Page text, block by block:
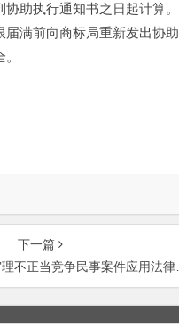
助执行通知书之日起计算。
满前向商标局重新发出协助
下一篇
民事案件应用法律若干问题的解释(2006.12.30)